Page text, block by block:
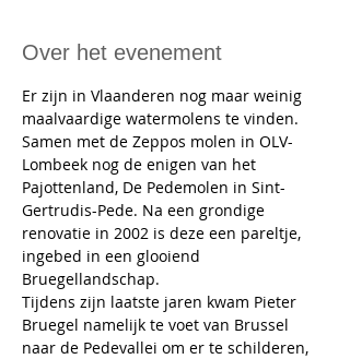
Over het evenement
Er zijn in Vlaanderen nog maar weinig
maalvaardige watermolens te vinden.
Samen met de Zeppos molen in OLV-
Lombeek nog de enigen van het
Pajottenland, De Pedemolen in Sint-
Gertrudis-Pede. Na een grondige
renovatie in 2002 is deze een pareltje,
ingebed in een glooiend
Bruegellandschap.
Tijdens zijn laatste jaren kwam Pieter
Bruegel namelijk te voet van Brussel
naar de Pedevallei om er te schilderen,